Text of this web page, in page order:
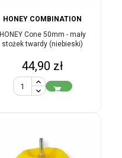
HONEY COMBINATION
HONEY Cone 50mm - mały
stożek twardy (niebieski)
Cena
44,90 zł
